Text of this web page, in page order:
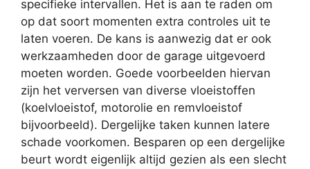
specifieke intervallen. Het is aan te raden om
op dat soort momenten extra controles uit te
laten voeren. De kans is aanwezig dat er ook
werkzaamheden door de garage uitgevoerd
moeten worden. Goede voorbeelden hiervan
zijn het verversen van diverse vloeistoffen
(koelvloeistof, motorolie en remvloeistof
bijvoorbeeld). Dergelijke taken kunnen latere
schade voorkomen. Besparen op een dergelijke
beurt wordt eigenlijk altijd gezien als een slecht